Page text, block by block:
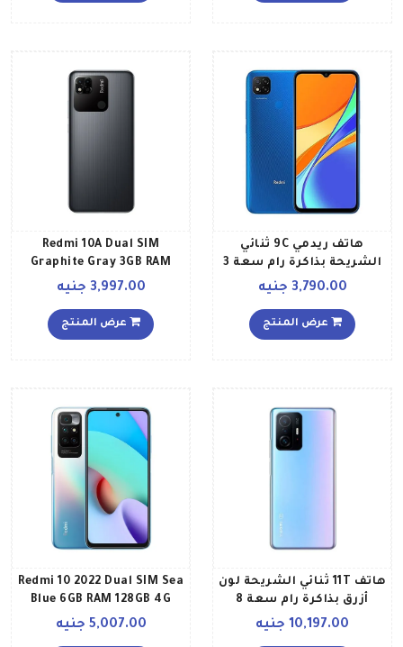
هاتف ريدمي 9C ثنائي
الشريحة بذاكرة رام سعة 3
جيجابايت وذاكرة داخلية
تقنية 4G LTE، لون أزرق
3,790.00 جنيه
عرض المنتج
Redmi 10A Dual SIM
Graphite Gray 3GB RAM
64GB Global Version
3,997.00 جنيه
عرض المنتج
هاتف 11T ثنائي الشريحة لون
أزرق بذاكرة رام سعة 8
جيجابايت وذاكرة داخلية
10,197.00 جنيه
Redmi 10 2022 Dual SIM Sea
Blue 6GB RAM 128GB 4G
Global Version
5,007.00 جنيه